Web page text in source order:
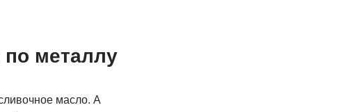
металлу
масло. А